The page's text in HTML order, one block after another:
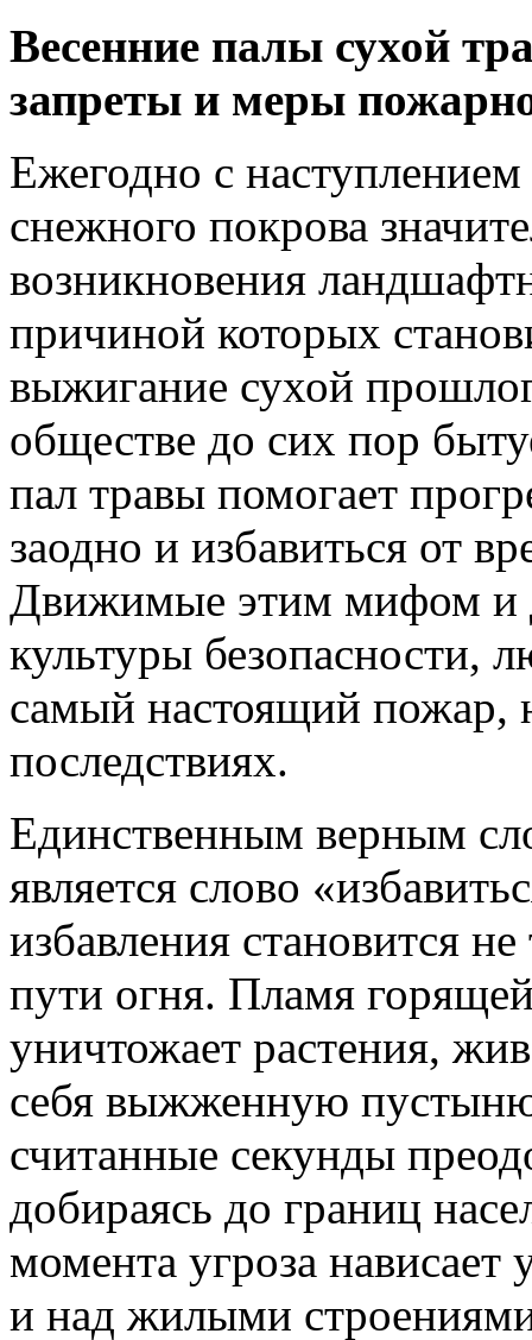
Весенние палы сухой
запреты и меры
Ежегодно с
снежного покрова
возникновения
причиной которых
выжигание сухой
обществе до сих пор
пал травы помогает
заодно и избавиться от
Движимые этим мифом и
культуры безопасности,
самый настоящий пожар,
последствиях.
Единственным верным
является слово
избавления становится
пути огня. Пламя
уничтожает растения,
себя выжженную
считанные секунды
добираясь до границ
момента угроза
и над жилыми